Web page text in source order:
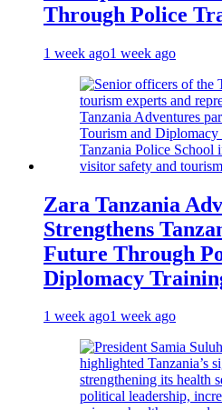
Through Police
1 week ago1 week ago
Zara Tanzania
Strengthens
Future Through
Diplomacy
1 week ago1 week ago